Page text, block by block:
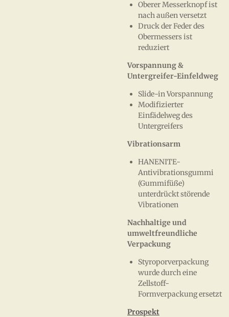
Oberer Messerknopf ist
nach außen versetzt
Druck der Feder des
Obermessers ist
reduziert
Vorspannung &
Untergreifer-Einfeldweg
Slide-in Vorspannung
Modifizierter
Einfädelweg des
Untergreifers
Vibrationsarm
HANENITE-
Antivibrationsgummi
(Gummifüße)
unterdrückt störende
Vibrationen
Nachhaltige und
umweltfreundliche
Verpackung
Styroporverpackung
wurde durch eine
Zellstoff-
Formverpackung ersetzt
Prospekt